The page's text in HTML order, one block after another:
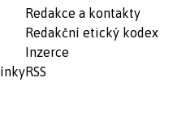
Redakce a kontakty
Redakční etický kodex
Inzerce
RSS